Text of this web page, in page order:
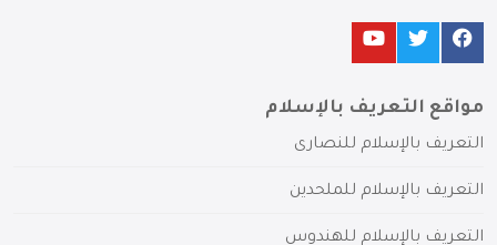
مواقع التعريف بالإسلام
التعريف بالإسلام للنصارى
التعريف بالإسلام للملحدين
التعريف بالإسلام للهندوس